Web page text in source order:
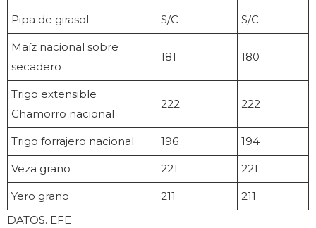
Pipa de girasol S/C S/C
Maíz nacional sobre
secadero
181 180
Trigo extensible
Chamorro nacional
222 222
Trigo forrajero nacional 196 194
Veza grano 221 221
Yero grano 211
211
DATOS. EFE